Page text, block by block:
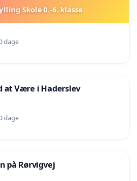
Skole 0.-6. klasse
dage
at Være i Haderslev
dage
på Rørvigvej